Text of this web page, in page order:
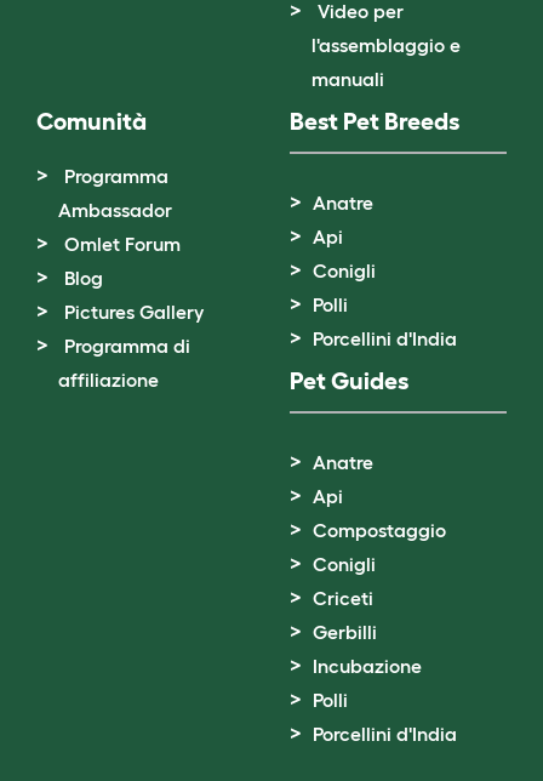
Video per
l'assemblaggio e
manuali
Comunità
Programma
Ambassador
Omlet Forum
Blog
Pictures Gallery
Programma di
affiliazione
Best Pet Breeds
Anatre
Api
Conigli
Polli
Porcellini d'India
Pet Guides
Anatre
Api
Compostaggio
Conigli
Criceti
Gerbilli
Incubazione
Polli
Porcellini d'India